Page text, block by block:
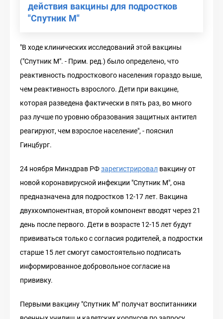
действия вакцины для подростков
"Спутник М"
"В ходе клинических исследований этой вакцины
("Спутник M". - Прим. ред.) было определено, что
реактивность подросткового населения гораздо выше,
чем реактивность взрослого. Дети при вакцине,
которая разведена фактически в пять раз, во много
раз лучше по уровню образования защитных антител
реагируют, чем взрослое население", - пояснил
Гинцбург.
24 ноября Минздрав РФзарегистрировал вакцину от
новой коронавирусной инфекции "Спутник M", она
предназначена для подростков 12-17 лет. Вакцина
двухкомпонентная, второй компонент вводят через 21
день после первого. Дети в возрасте 12-15 лет будут
прививаться только с согласия родителей, а подростки
старше 15 лет смогут самостоятельно подписать
информированное добровольное согласие на
прививку.
Первыми вакцину "Спутник M" получат воспитанники